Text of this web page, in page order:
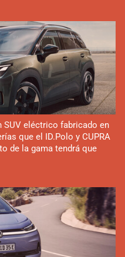
SUV eléctrico fabricado en
que el ID.Polo y CUPRA
de la gama tendrá que